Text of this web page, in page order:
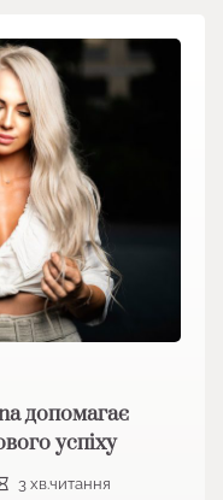
допомагає
успіху
3 хв.читання